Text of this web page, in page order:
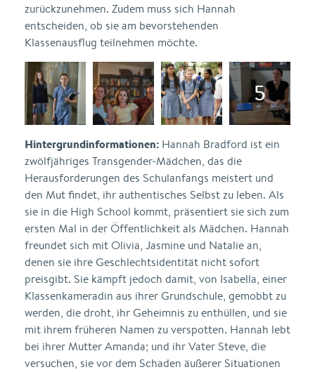
zurückzunehmen. Zudem muss sich Hannah
entscheiden, ob sie am bevorstehenden
Klassenausflug teilnehmen möchte.
Hintergrundinformationen: Hannah Bradford ist ein
zwölfjähriges Transgender-Mädchen, das die
Herausforderungen des Schulanfangs meistert und
den Mut findet, ihr authentisches Selbst zu leben. Als
sie in die High School kommt, präsentiert sie sich zum
ersten Mal in der Öffentlichkeit als Mädchen. Hannah
freundet sich mit Olivia, Jasmine und Natalie an,
denen sie ihre Geschlechtsidentität nicht sofort
preisgibt. Sie kämpft jedoch damit, von Isabella, einer
Klassenkameradin aus ihrer Grundschule, gemobbt zu
werden, die droht, ihr Geheimnis zu enthüllen, und sie
mit ihrem früheren Namen zu verspotten. Hannah lebt
bei ihrer Mutter Amanda; und ihr Vater Steve, die
versuchen, sie vor dem Schaden äußerer Situationen